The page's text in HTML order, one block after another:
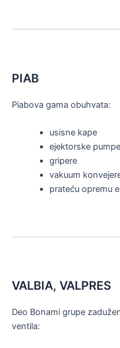
PIAB
Piabova gama obuhvata:
usisne kape
ejektorske pumpe
gripere
vakuum
prateću opremu
VALBIA, VALPRES
Deo Bonami grupe
ventila: